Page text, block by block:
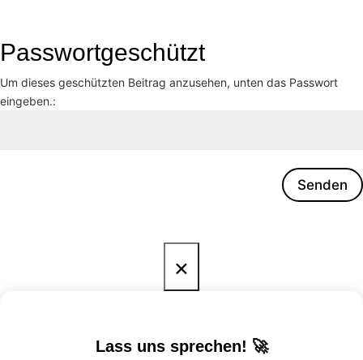
Passwortgeschützt
Um dieses geschützten Beitrag anzusehen, unten das Passwort
eingeben.:
Senden
×
Lass uns sprechen! 🚀